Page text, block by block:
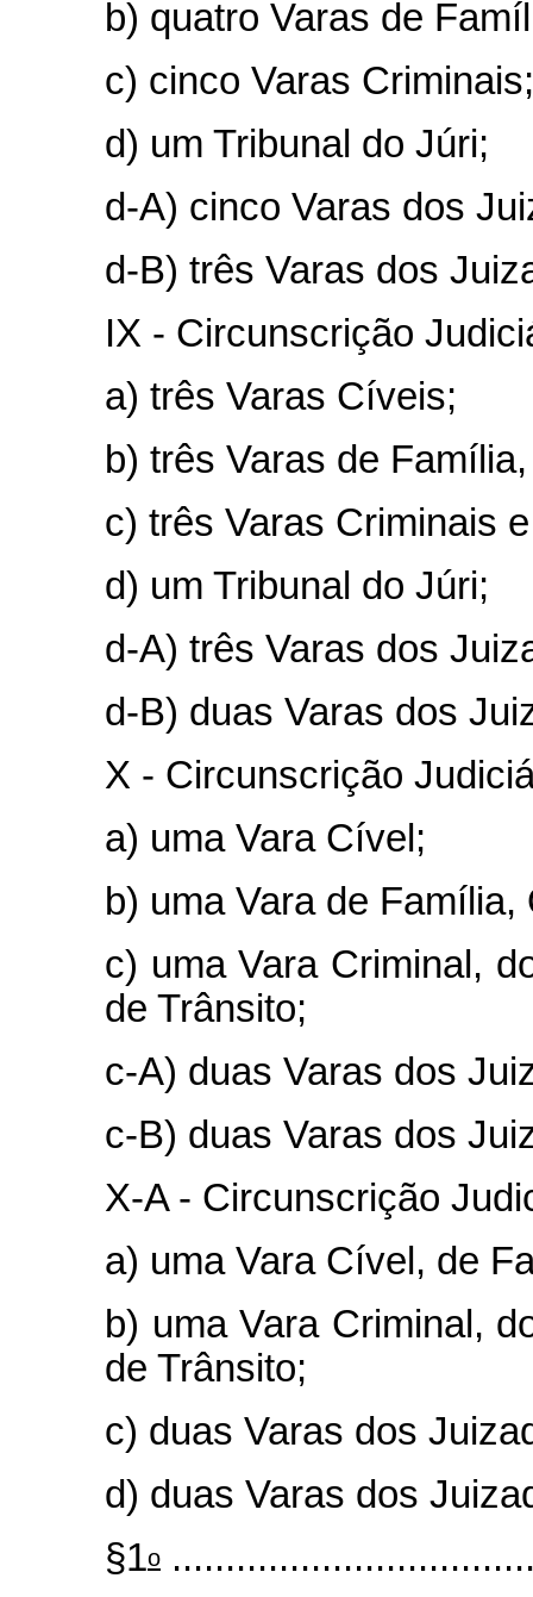
b) quatro Varas de
c) cinco Varas Criminais;
d) um Tribunal do Júri;
d-A) cinco Varas dos
d-B) três Varas dos
IX - Circunscrição
a) três Varas Cíveis;
b) três Varas de
c) três Varas Criminais
d) um Tribunal do Júri;
d-A) três Varas dos
d-B) duas Varas dos
X - Circunscrição
a) uma Vara Cível;
b) uma Vara de
c) uma Vara Criminal,
de Trânsito;
c-A) duas Varas dos
c-B) duas Varas dos
X-A - Circunscrição
a) uma Vara Cível, de
b) uma Vara Criminal,
de Trânsito;
c) duas Varas dos
d) duas Varas dos
§1o